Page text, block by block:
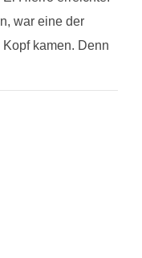
war eine der
kamen. Denn